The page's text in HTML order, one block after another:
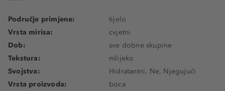
Područje primjene:
tijelo
Vrsta mirisa:
cvjetni
Dob:
sve dobne skupine
Tekstura:
mlijeko
Svojstva:
Hidratantni, Ne, Njegujući
Vrsta proizvoda:
boca